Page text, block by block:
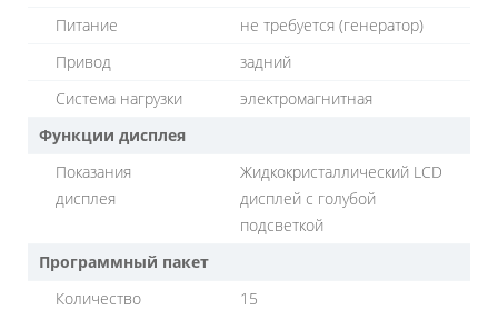
Питание
не требуется (генератор)
Привод
задний
Система нагрузки
электромагнитная
Функции дисплея
Показания
дисплея
Жидкокристаллический LCD
дисплей с голубой
подсветкой
Программный пакет
Количество
15